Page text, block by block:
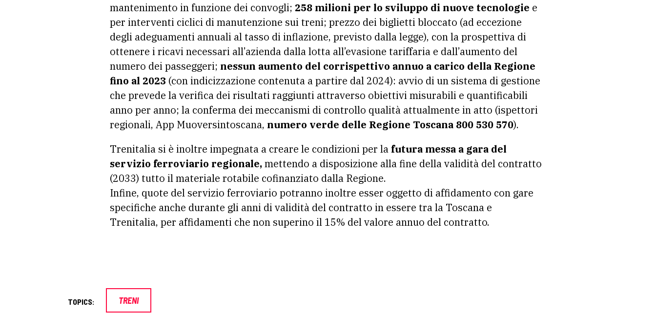
mantenimento in funzione dei convogli; 258 milioni per lo sviluppo di nuove tecnologie e
per interventi ciclici di manutenzione sui treni; prezzo dei biglietti bloccato (ad eccezione
degli adeguamenti annuali al tasso di inflazione, previsto dalla legge), con la prospettiva di
ottenere i ricavi necessari all’azienda dalla lotta all’evasione tariffaria e dall’aumento del
numero dei passeggeri; nessun aumento del corrispettivo annuo a carico della Regione
fino al 2023 (con indicizzazione contenuta a partire dal 2024): avvio di un sistema di gestione
che prevede la verifica dei risultati raggiunti attraverso obiettivi misurabili e quantificabili
anno per anno; la conferma dei meccanismi di controllo qualità attualmente in atto (ispettori
regionali, App Muoversintoscana, numero verde delle Regione Toscana 800 530 570).
Trenitalia si è inoltre impegnata a creare le condizioni per la futura messa a gara del
servizio ferroviario regionale,mettendo a disposizione alla fine della validità del contratto
(2033) tutto il materiale rotabile cofinanziato dalla Regione.
Infine, quote del servizio ferroviario potranno inoltre esser oggetto di affidamento con gare
specifiche anche durante gli anni di validità del contratto in essere tra la Toscana e
Trenitalia, per affidamenti che non superino il 15% del valore annuo del contratto.
TOPICS: TRENI